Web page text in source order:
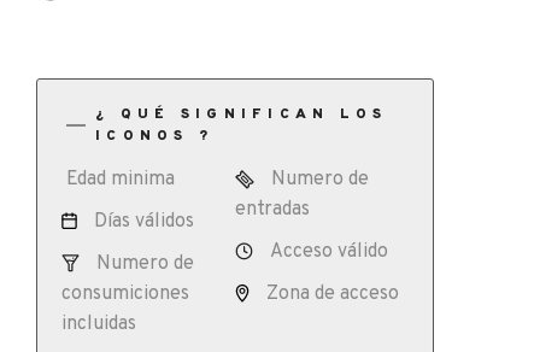
¿ QUÉ SIGNIFICAN LOS
ICONOS ?
Edad minima
Días válidos
Numero de
consumiciones
incluidas
Numero de
entradas
Acceso válido
Zona de acceso